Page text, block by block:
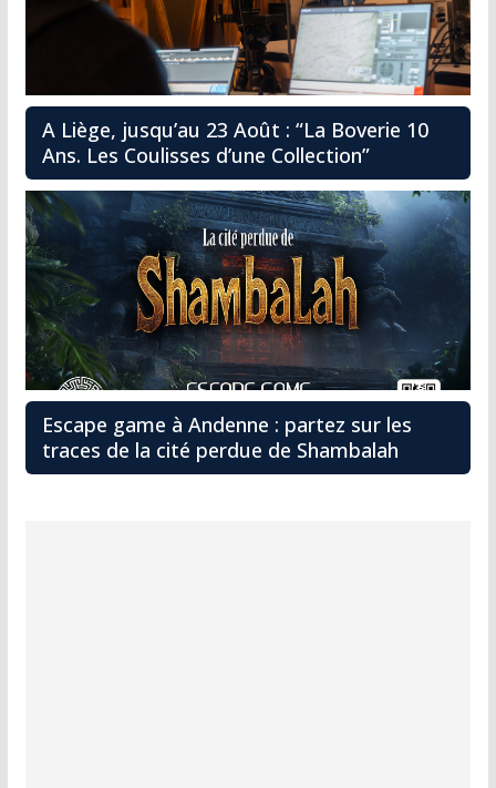
A Liège, jusqu’au 23 Août : “La Boverie 10
Ans. Les Coulisses d’une Collection”
Escape game à Andenne : partez sur les
traces de la cité perdue de Shambalah